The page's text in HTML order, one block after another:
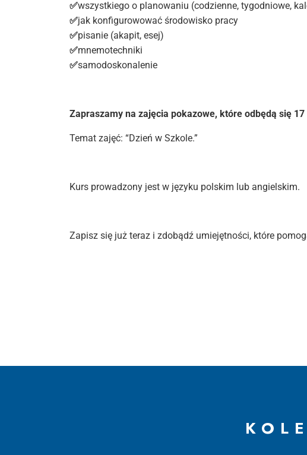
✅wszystkiego o planowaniu (codzienne, tygodniowe,
✅jak konfigurowować środowisko pracy
✅pisanie (akapit, esej)
✅mnemotechniki
✅samodoskonalenie
Zapraszamy na zajęcia pokazowe, które odbędą się
Temat zajęć: “Dzień w Szkole.”
Kurs prowadzony jest w języku polskim lub angielskim.
Zapisz się już teraz i zdobądź umiejętności, które